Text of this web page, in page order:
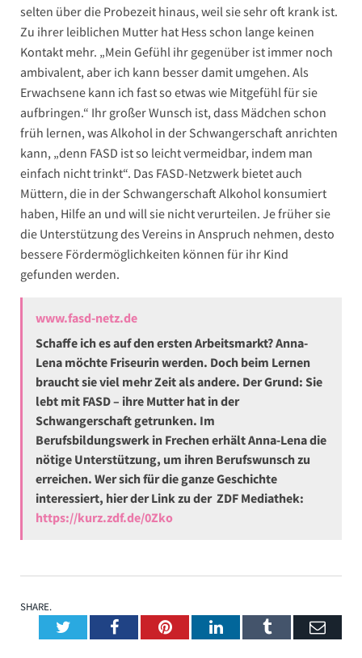
selten über die Probezeit hinaus, weil sie sehr oft krank ist.
Zu ihrer leiblichen Mutter hat Hess schon lange keinen
Kontakt mehr. „Mein Gefühl ihr gegenüber ist immer noch
ambivalent, aber ich kann besser damit umgehen. Als
Erwachsene kann ich fast so etwas wie Mitgefühl für sie
aufbringen.“ Ihr großer Wunsch ist, dass Mädchen schon
früh lernen, was Alkohol in der Schwangerschaft anrichten
kann, „denn FASD ist so leicht vermeidbar, indem man
einfach nicht trinkt“. Das FASD-Netzwerk bietet auch
Müttern, die in der Schwangerschaft Alkohol konsumiert
haben, Hilfe an und will sie nicht verurteilen. Je früher sie
die Unterstützung des Vereins in Anspruch nehmen, desto
bessere Fördermöglichkeiten können für ihr Kind
gefunden werden.
www.fasd-netz.de
Schaffe ich es auf den ersten Arbeitsmarkt?Anna-
Lena möchte Friseurin werden. Doch beim Lernen
braucht sie viel mehr Zeit als andere. Der Grund: Sie
lebt mit FASD – ihre Mutter hat in der
Schwangerschaft getrunken. Im
Berufsbildungswerk in Frechen erhält Anna-Lena die
nötige Unterstützung, um ihren Berufswunsch zu
erreichen. Wer sich für die ganze Geschichte
interessiert, hier der Link zu der ZDF Mediathek:
https://kurz.zdf.de/0Zko
SHARE.
TwitterFacebookPinterestLinkedInTumblr